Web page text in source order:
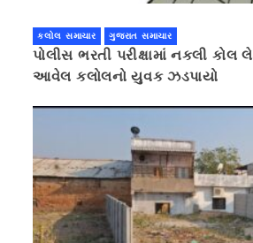
કલોલ સમાચાર ગુજરાત સમાચાર
પોલીસ ભરતી પરીક્ષામાં નકલી કોલ
આવેલ કલોલનો યુવક ઝડપાયો